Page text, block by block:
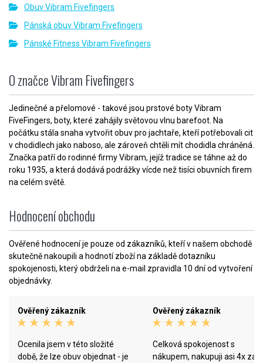
Obuv Vibram Fivefingers
Pánská obuv Vibram Fivefingers
Pánské Fitness Vibram Fivefingers
O značce Vibram Fivefingers
Jedinečné a přelomové - takové jsou prstové boty Vibram
FiveFingers, boty, které zahájily světovou vlnu barefoot. Na
počátku stála snaha vytvořit obuv pro jachtaře, kteří potřebovali cit
v chodidlech jako naboso, ale zároveň chtěli mít chodidla chráněná.
Značka patří do rodinné firmy Vibram, jejíž tradice se táhne až do
roku 1935, a která dodává podrážky vícde než tisíci obuvních firem
na celém světě.
Hodnocení obchodu
Ověřené hodnocení je pouze od zákazníků, kteří v našem obchodě
skutečně nakoupili a hodnotí zboží na základě dotazníku
spokojenosti, který obdrželi na e-mail zpravidla 10 dní od vytvoření
objednávky.
Ověřený zákazník
Ocenila jsem v této složité
době, že lze obuv objednat - je
Ověřený zákazník
Celková spokojenost s
nákupem, nakupuji asi 4x za